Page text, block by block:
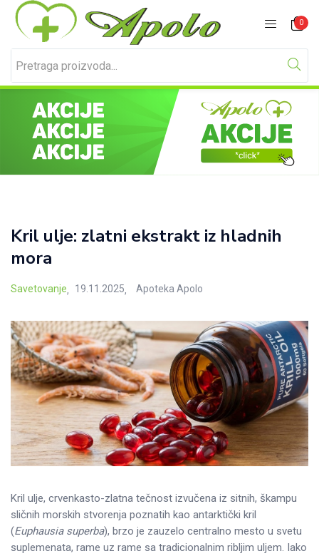
0
Prijavite se Registracija
Unesite svoje korisničko ime i lozinku za prijavu.
Zapamti me
Kril ulje: zlatni ekstrakt iz hladnih
mora
Savetovanje
Posted
19.11.2025 Apoteka Apolo
Kril ulje, crvenkasto-zlatna tečnost izvučena iz sitnih, škampu
sličnih morskih stvorenja poznatih kao antarktički kril
(Euphausia superba), brzo je zauzelo centralno mesto u svetu
suplemenata, rame uz rame sa tradicionalnim ribljim uljem. Iako